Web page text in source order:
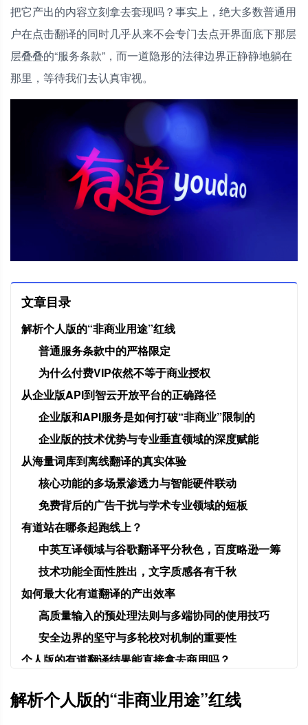
把它产出的内容立刻拿去套现吗？事实上，绝大多数普通用
户在点击翻译的同时几乎从来不会专门去点开界面底下那层
层叠叠的“服务条款”，而一道隐形的法律边界正静静地躺在
那里，等待我们去认真审视。
文章目录
解析个人版的“非商业用途”红线
普通服务条款中的严格限定
为什么付费VIP依然不等于商业授权
从企业版API到智云开放平台的正确路径
企业版和API服务是如何打破“非商业”限制的
企业版的技术优势与专业垂直领域的深度赋能
从海量词库到离线翻译的真实体验
核心功能的多场景渗透力与智能硬件联动
免费背后的广告干扰与学术专业领域的短板
有道站在哪条起跑线上？
中英互译领域与谷歌翻译平分秋色，百度略逊一筹
技术功能全面性胜出，文字质感各有千秋
如何最大化有道翻译的产出效率
高质量输入的预处理法则与多端协同的使用技巧
安全边界的坚守与多轮校对机制的重要性
个人版的有道翻译结果能直接拿去商用吗？
怎么做才能合法地把有道翻译用于我的商业项目？
解析个人版的“非商业用途”红线